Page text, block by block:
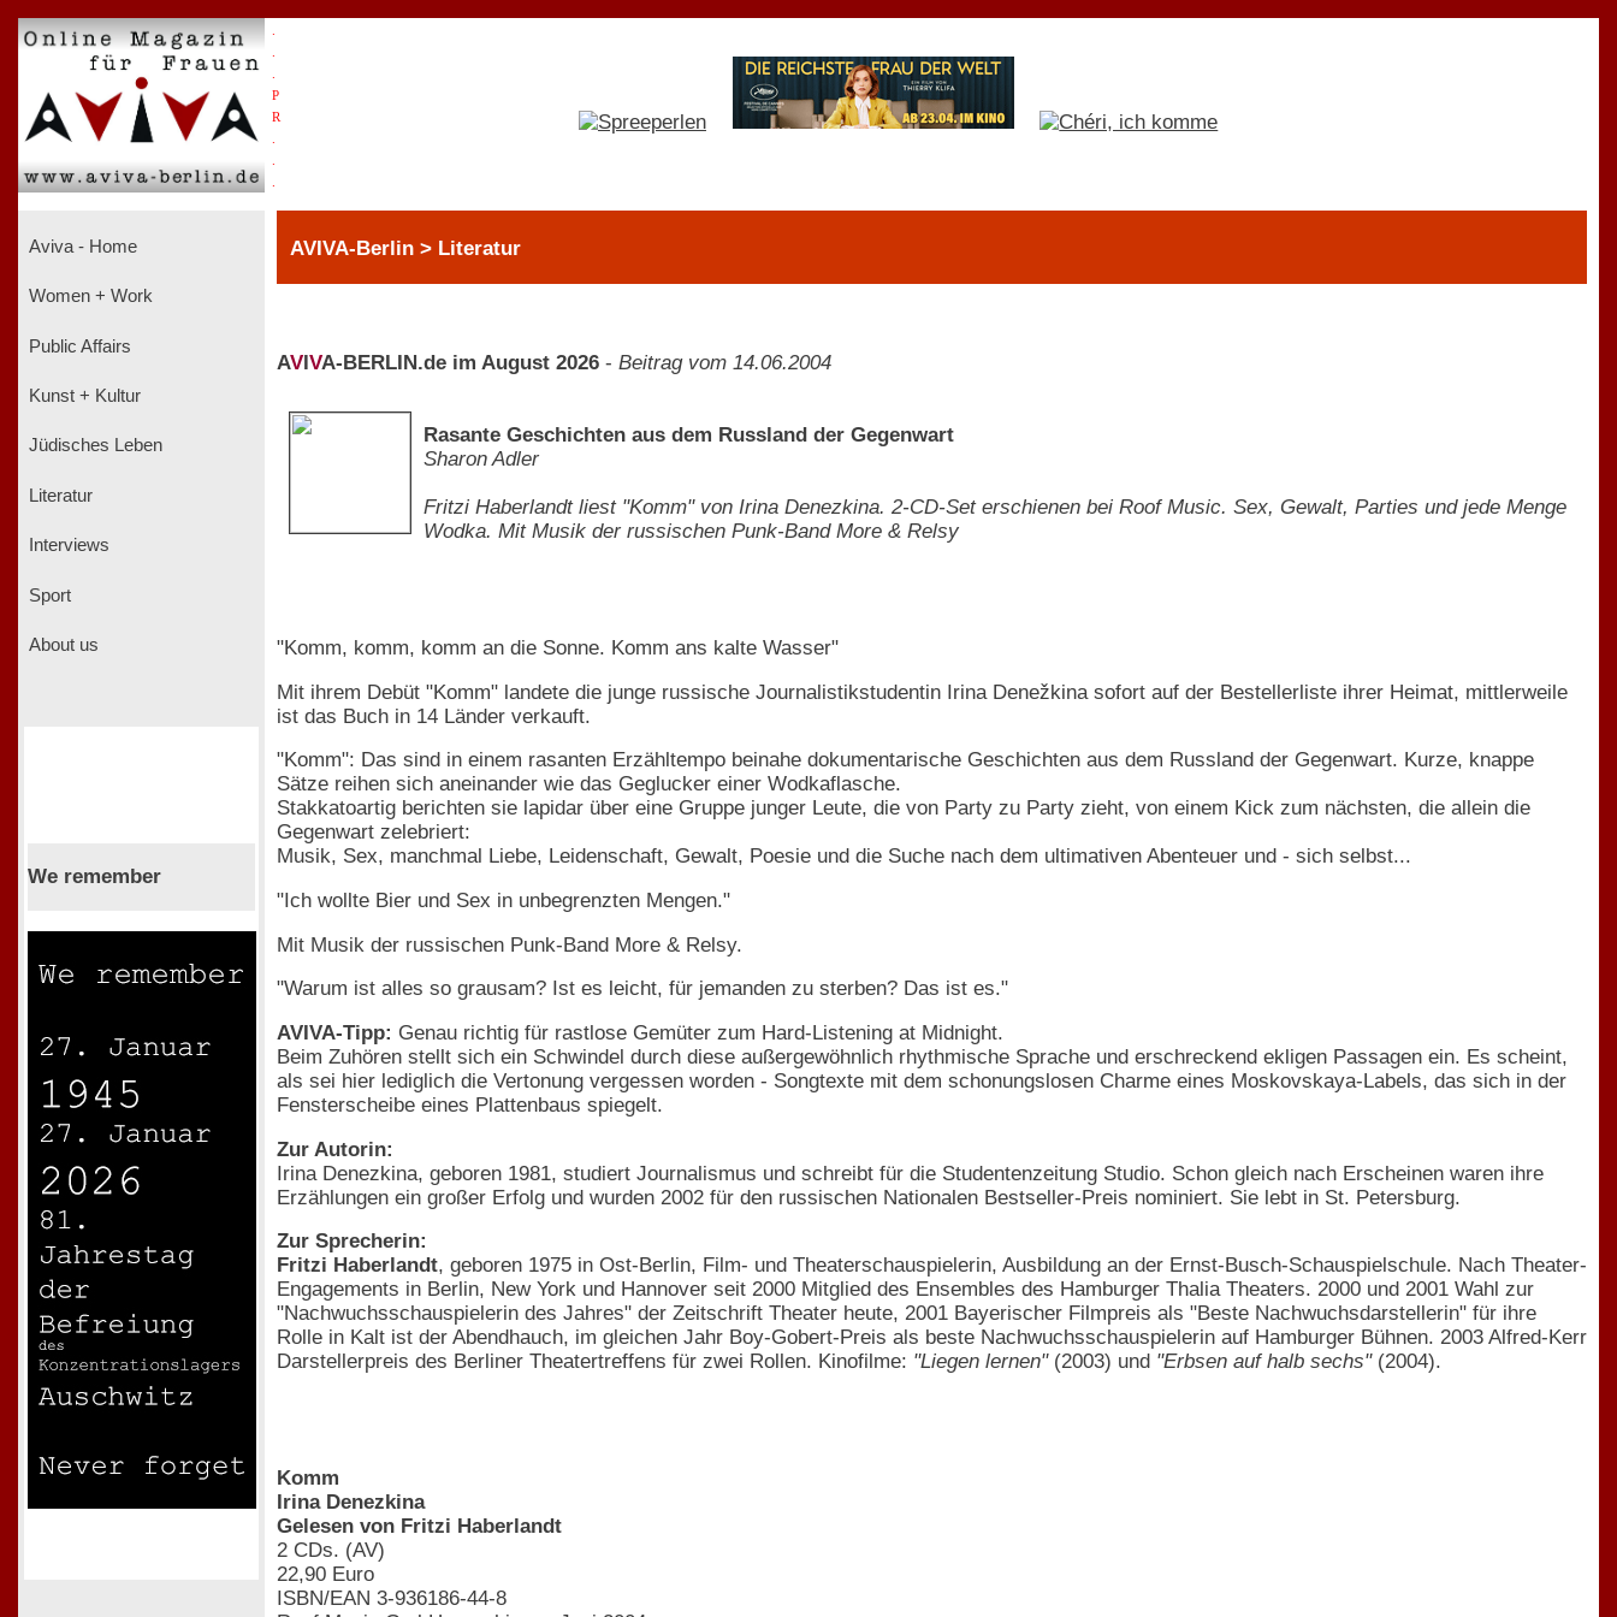
P
R
Aviva - Home
Women + Work
Public Affairs
Kunst + Kultur
Jüdisches Leben
Literatur
Interviews
Sport
About us
We remember
AVIVA-Berlin > Literatur
AV VA-BERLIN.de im August 2026 - Beitrag vom 14.06.2004
Rasante Geschichten aus dem Russland der Gegenwart
Sharon Adler
Fritzi Haberlandt liest "Komm" von Irina Denezkina. 2-CD-Set erschienen bei Roof Music. Sex, Gewalt, Parties und jede Menge
Wodka. Mit Musik der russischen Punk-Band More & Relsy
"Komm, komm, komm an die Sonne. Komm ans kalte Wasser"
Mit ihrem Debüt "Komm" landete die junge russische Journalistikstudentin Irina Denežkina sofort auf der Bestellerliste ihrer Heimat, mittlerweile
ist das Buch in 14 Länder verkauft.
"Komm": Das sind in einem rasanten Erzähltempo beinahe dokumentarische Geschichten aus dem Russland der Gegenwart. Kurze, knappe
Sätze reihen sich aneinander wie das Geglucker einer Wodkaflasche.
Stakkatoartig berichten sie lapidar über eine Gruppe junger Leute, die von Party zu Party zieht, von einem Kick zum nächsten, die allein die
Gegenwart zelebriert:
Musik, Sex, manchmal Liebe, Leidenschaft, Gewalt, Poesie und die Suche nach dem ultimativen Abenteuer und - sich selbst...
"Ich wollte Bier und Sex in unbegrenzten Mengen."
Mit Musik der russischen Punk-Band More & Relsy.
"Warum ist alles so grausam? Ist es leicht, für jemanden zu sterben? Das ist es."
AVIVA-Tipp: Genau richtig für rastlose Gemüter zum Hard-Listening at Midnight.
Beim Zuhören stellt sich ein Schwindel durch diese außergewöhnlich rhythmische Sprache und erschreckend ekligen Passagen ein. Es scheint,
als sei hier lediglich die Vertonung vergessen worden - Songtexte mit dem schonungslosen Charme eines Moskovskaya-Labels, das sich in der
Fensterscheibe eines Plattenbaus spiegelt.
Zur Autorin:
Irina Denezkina, geboren 1981, studiert Journalismus und schreibt für die Studentenzeitung Studio. Schon gleich nach Erscheinen waren ihre
Erzählungen ein großer Erfolg und wurden 2002 für den russischen Nationalen Bestseller-Preis nominiert. Sie lebt in St. Petersburg.
Zur Sprecherin:
Fritzi Haberlandt, geboren 1975 in Ost-Berlin, Film- und Theaterschauspielerin, Ausbildung an der Ernst-Busch-Schauspielschule. Nach Theater-
Engagements in Berlin, New York und Hannover seit 2000 Mitglied des Ensembles des Hamburger Thalia Theaters. 2000 und 2001 Wahl zur
"Nachwuchsschauspielerin des Jahres" der Zeitschrift Theater heute, 2001 Bayerischer Filmpreis als "Beste Nachwuchsdarstellerin" für ihre
Rolle in Kalt ist der Abendhauch, im gleichen Jahr Boy-Gobert-Preis als beste Nachwuchsschauspielerin auf Hamburger Bühnen. 2003 Alfred-Kerr
Darstellerpreis des Berliner Theatertreffens für zwei Rollen. Kinofilme: "Liegen lernen"(2003) und "Erbsen auf halb sechs"(2004).
Komm
Irina Denezkina
Gelesen von Fritzi Haberlandt
2 CDs. (AV)
22,90 Euro
ISBN/EAN 3-936186-44-8